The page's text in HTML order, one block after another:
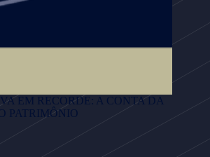
EM RECORDE: A CONTA DA
PATRIMÔNIO